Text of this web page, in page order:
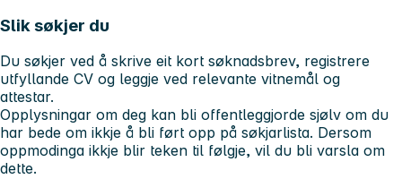
Slik søkjer du
Du søkjer ved å skrive eit kort søknadsbrev, registrere
utfyllande CV og leggje ved relevante vitnemål og
attestar.
Opplysningar om deg kan bli offentleggjorde sjølv om du
har bede om ikkje å bli ført opp på søkjarlista. Dersom
oppmodinga ikkje blir teken til følgje, vil du bli varsla om
dette.